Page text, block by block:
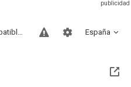
España
Sitios compatibles